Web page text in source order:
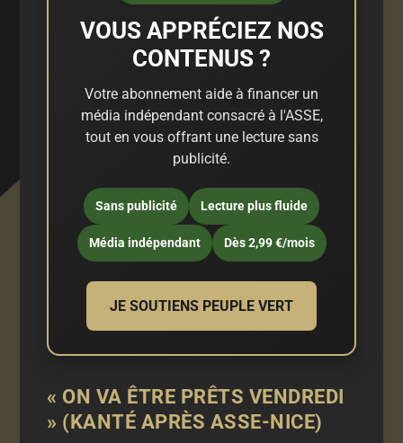
VOUS APPRÉCIEZ NOS
CONTENUS ?
Votre abonnement aide à financer un
média indépendant consacré à l'ASSE,
tout en vous offrant une lecture sans
publicité.
Sans publicité Lecture plus fluide
Média indépendant Dès 2,99 €/mois
JE SOUTIENS PEUPLE VERT
« ON VA ÊTRE PRÊTS VENDREDI
» (KANTÉ APRÈS ASSE-NICE)